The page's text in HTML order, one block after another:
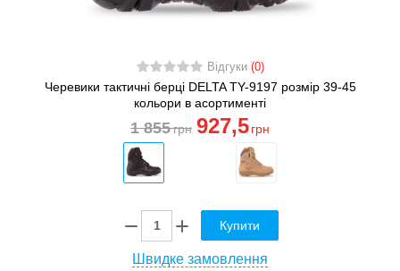
Відгуки (0)
Черевики тактичні берці DELTA TY-9197 розмір 39-45
кольори в асортименті
1 855грн 927,5 грн
Купити
Швидке замовлення